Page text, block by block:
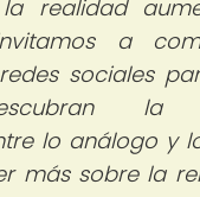
realidad
a
sociales
la
lo análogo y
más sobre la